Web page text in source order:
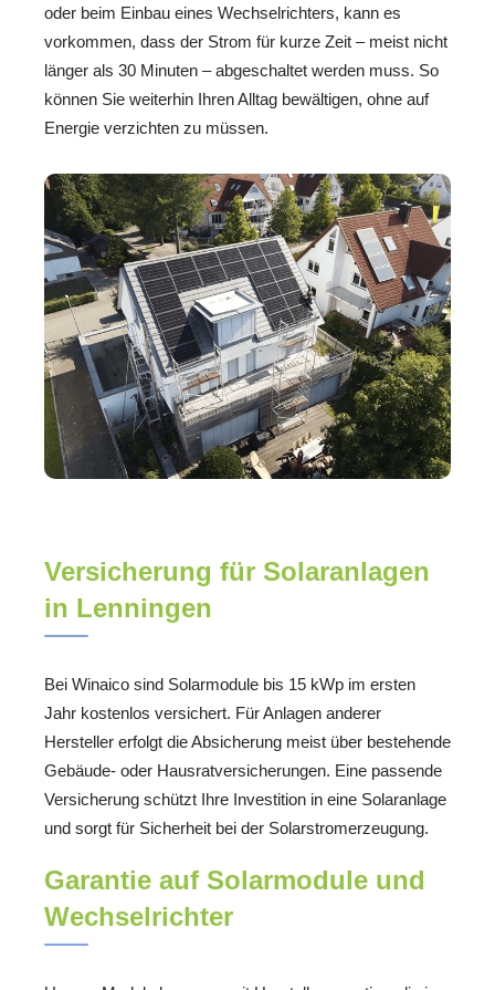
oder beim Einbau eines Wechselrichters, kann es
vorkommen, dass der Strom für kurze Zeit – meist nicht
länger als 30 Minuten – abgeschaltet werden muss. So
können Sie weiterhin Ihren Alltag bewältigen, ohne auf
Energie verzichten zu müssen.
Versicherung für Solaranlagen
in Lenningen
Bei Winaico sind Solarmodule bis 15 kWp im ersten
Jahr kostenlos versichert. Für Anlagen anderer
Hersteller erfolgt die Absicherung meist über bestehende
Gebäude- oder Hausratversicherungen. Eine passende
Versicherung schützt Ihre Investition in eine Solaranlage
und sorgt für Sicherheit bei der Solarstromerzeugung.
Garantie auf Solarmodule und
Wechselrichter